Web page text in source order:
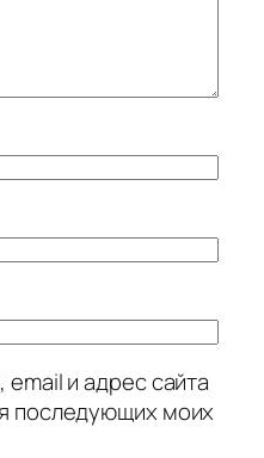
и адрес сайта
последующих моих